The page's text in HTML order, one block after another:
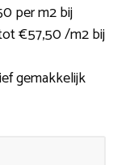
per m2 bij
€57,50 /m2 bij
gemakkelijk